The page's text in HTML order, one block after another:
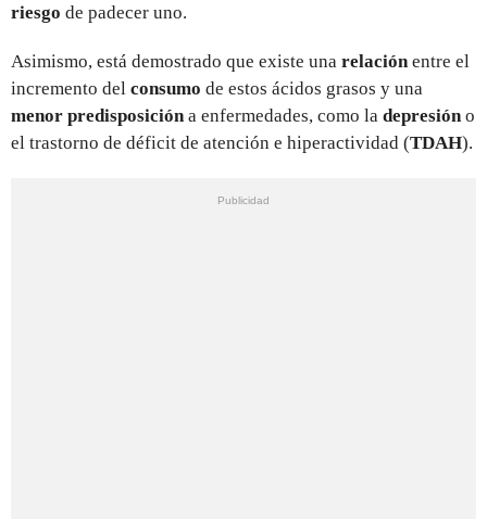
riesgo de padecer uno.
Asimismo, está demostrado que existe una relación entre el
incremento del consumo de estos ácidos grasos y una
menor predisposición a enfermedades, como la depresión o
el trastorno de déficit de atención e hiperactividad (TDAH).